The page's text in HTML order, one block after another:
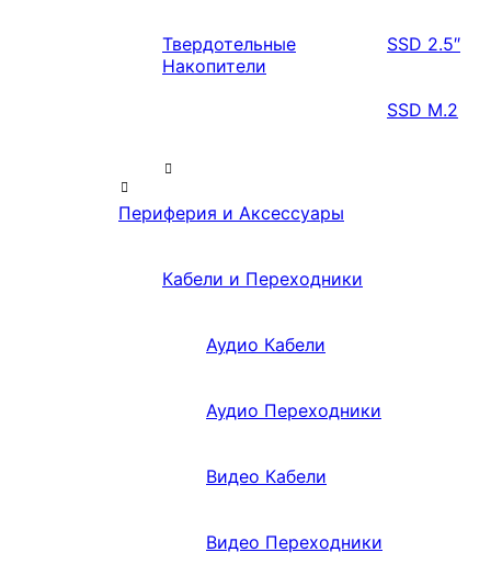
Твердотельные
Накопители
SSD 2.5″
SSD M.2
Периферия и Аксессуары
Кабели и Переходники
Аудио Кабели
Аудио Переходники
Видео Кабели
Видео Переходники